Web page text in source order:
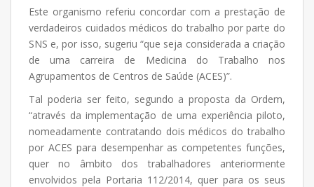
Este organismo referiu concordar com a prestação de
verdadeiros cuidados médicos do trabalho por parte do
SNS e, por isso, sugeriu “que seja considerada a criação
de uma carreira de Medicina do Trabalho nos
Agrupamentos de Centros de Saúde (ACES)”.
Tal poderia ser feito, segundo a proposta da Ordem,
“através da implementação de uma experiência piloto,
nomeadamente contratando dois médicos do trabalho
por ACES para desempenhar as competentes funções,
quer no âmbito dos trabalhadores anteriormente
envolvidos pela Portaria 112/2014, quer para os seus